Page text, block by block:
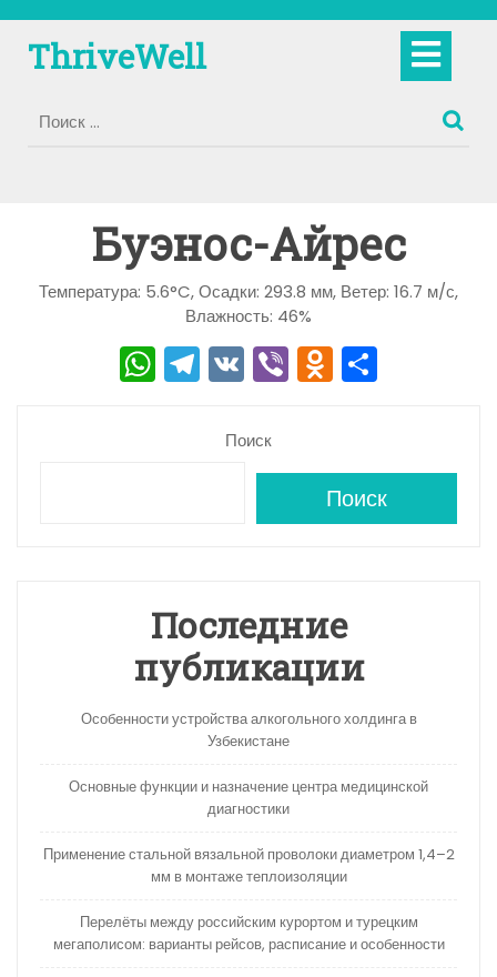
содержимому
ThriveWell
Буэнос-Айрес
Температура: 5.6°C, Осадки: 293.8 мм, Ветер: 16.7 м/с,
Влажность: 46%
W
h
T
el
e
V
K
Vi
b
O
d
o
kl
a
s
ni
ki
а
в
и
Поиск
Поиск
Последние
публикации
Особенности устройства алкогольного холдинга в
Узбекистане
Основные функции и назначение центра медицинской
диагностики
Применение стальной вязальной проволоки диаметром 1,4–2
мм в монтаже теплоизоляции
Перелёты между российским курортом и турецким
мегаполисом: варианты рейсов, расписание и особенности